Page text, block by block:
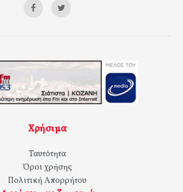
Χρήσιμα
Ταυτότητα
Όροι χρήσης
Πολιτική Απορρήτου